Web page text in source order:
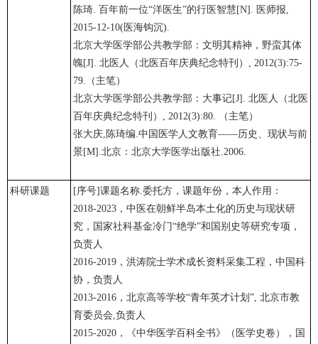
陈琦. 百年前一位“洋医生”的行医智慧[N]. 医师报,
2015-12-10(医海钩沉).
北京大学医学部公共教学部：文明其精神，野蛮其体
魄[J]. 北医人（北医百年庆典纪念特刊）, 2012(3):75-
79.（主笔）
北京大学医学部公共教学部：大事记[J]. 北医人（北医
百年庆典纪念特刊）, 2012(3):80. （主笔）
张大庆,陈琦编.中国医学人文教育——历史、现状与前
景[M].北京：北京大学医学出版社.2006.
科研课题
[序号]课题名称.委托方，课题年份，本人作用：
2018-2023，中医在朝鲜半岛本土化的历史与现状研
究，国家社科基金冷门“绝学”和国别史等研究专项，
负责人
2016-2019，洪涛院士学术成长资料采集工程，中国科
协，负责人
2013-2016，北京高等学校“青年英才计划”, 北京市教
育委员会,负责人
2015-2020，《中华医学百科全书》（医学史卷），国